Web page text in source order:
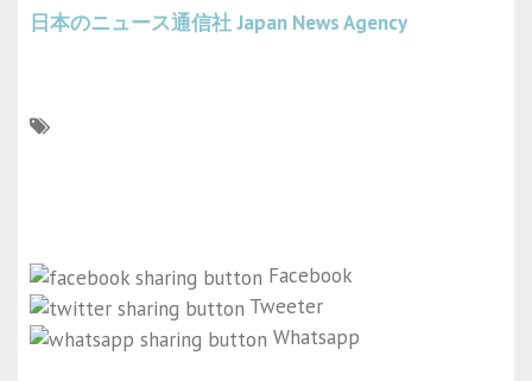
日本のニュース通信社 Japan News Agency
Facebook
Tweeter
Whatsapp